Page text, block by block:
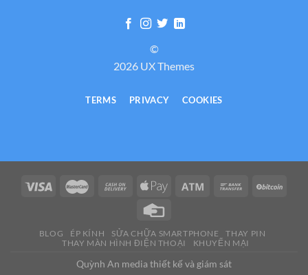
©
2026 UX Themes
TERMS PRIVACY COOKIES
BLOG ÉP KÍNH SỬA CHỮA SMARTPHONE
THAY PIN
THAY MÀN HÌNH ĐIỆN THOẠI
KHUYẾN MẠI
Quỳnh An media thiết kế và giám sát